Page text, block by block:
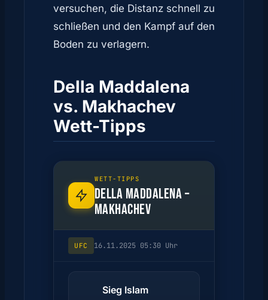
versuchen, die Distanz schnell zu
schließen und den Kampf auf den
Boden zu verlagern.
Della Maddalena
vs. Makhachev
Wett-Tipps
WETT-TIPPS
DELLA MADDALENA –
MAKHACHEV
UFC 16.11.2025 05:30 Uhr
Sieg Islam